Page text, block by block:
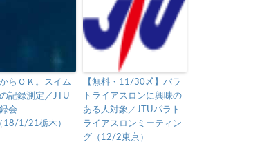
らＯＫ。スイム
記録測定／JTU
会
18/1/21栃木）
【無料・11/30〆】パラ
トライアスロンに興味の
ある人対象／JTUパラト
ライアスロンミーティン
グ（12/2東京）